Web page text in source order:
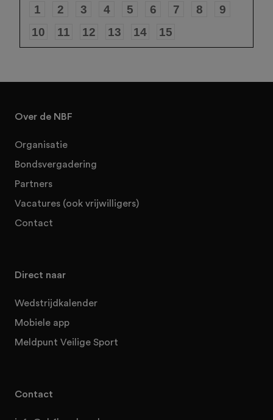
1 2 3 4 5 6 7 8
9
10
11 12 13 14 15
Over de NBF
Organisatie
Bondsvergadering
Partners
Vacatures (ook vrijwilligers)
Contact
Direct naar
Wedstrijdkalender
Mobiele app
Meldpunt Veilige Sport
Contact